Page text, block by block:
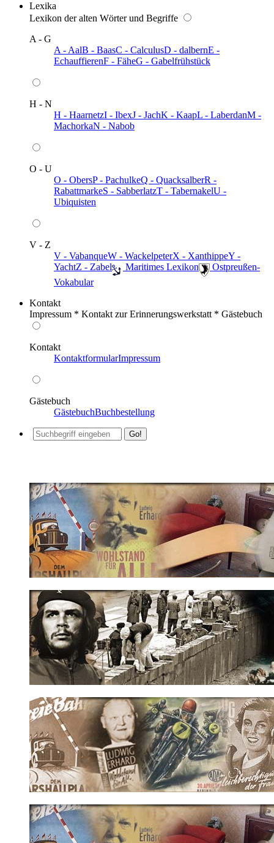
Lexika
Lexikon der alten Wörter und Begriffe
A - G
A - AalB - BaasC - CalculusD - dalbernE -
EchauffierenF - FäheG - Gabelfrühstück
H - N
H - HaarnetzI - IbexJ - JachK - KaapL - LaberdanM -
MachorkaN - Nabob
O - U
O - ObersP - PachulkeQ - QuacksalberR -
RabattmarkeS - SabberlatzT - TabernakelU -
Ubiquisten
V - Z
V - VabanqueW - WackelpeterX - XanthippeY -
YachtZ - Zabel ️ Maritimes Lexikon
️ Ostpreußen-
Vokabular
Kontakt
Impressum * Kontakt zur Erinnerungswerkstatt * Gästebuch
Kontakt
KontaktformularImpressum
Gästebuch
GästebuchBuchbestellung